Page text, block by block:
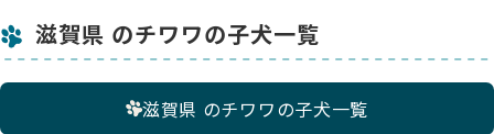
滋賀県 のチワワの子犬一覧
滋賀県 のチワワの子犬一覧